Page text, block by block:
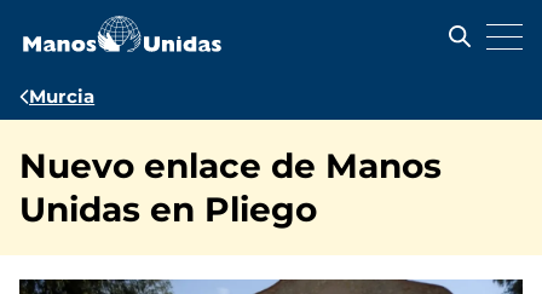
contenido
Ruta
navegación
Murcia
Nuevo enlace de Manos
Unidas en Pliego